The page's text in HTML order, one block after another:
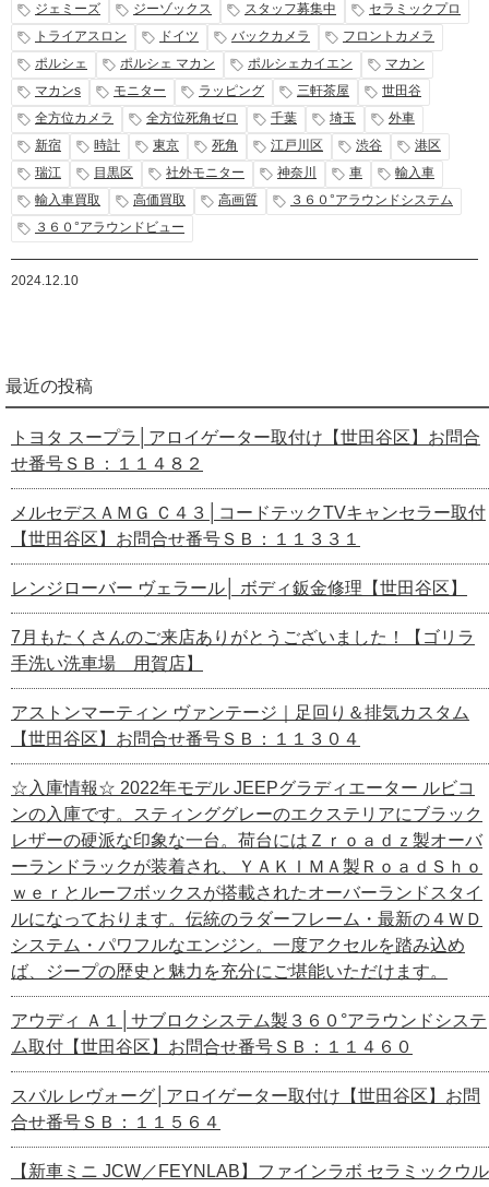
ジェミーズ
ジーゾックス スタッフ募集中
セラミックプロ
トライアスロン
ドイツ バックカメラ
フロントカメラ
ポルシェ
ポルシェ マカン ポルシェカイエン
マカン
マカンs
モニター ラッピング 三軒茶屋
世田谷
全方位カメラ
全方位死角ゼロ 千葉 埼玉
外車
新宿
時計 東京 死角 江戸川区 渋谷
港区
瑞江
目黒区 社外モニター 神奈川 車
輸入車
輸入車買取
高価買取 高画質
３６０°アラウンドシステム
３６０°アラウンドビュー
2024.12.10
最近の投稿
トヨタ スープラ│アロイゲーター取付け【世田谷区】お問合
せ番号ＳＢ：１１４８２
メルセデスＡＭＧ Ｃ４３│コードテックTVキャンセラー取付
【世田谷区】お問合せ番号ＳＢ：１１３３１
レンジローバー ヴェラール│ ボディ鈑金修理【世田谷区】
7月もたくさんのご来店ありがとうございました！【ゴリラ
手洗い洗車場 用賀店】
アストンマーティン ヴァンテージ｜足回り＆排気カスタム
【世田谷区】お問合せ番号ＳＢ：１１３０４
☆入庫情報☆ 2022年モデル JEEPグラディエーター ルビコ
ンの入庫です。スティンググレーのエクステリアにブラック
レザーの硬派な印象な一台。荷台にはＺｒｏａｄｚ製オーバ
ーランドラックが装着され、ＹＡＫＩＭＡ製ＲｏａｄＳｈｏ
ｗｅｒとルーフボックスが搭載されたオーバーランドスタイ
ルになっております。伝統のラダーフレーム・最新の４ＷＤ
システム・パワフルなエンジン。一度アクセルを踏み込め
ば、ジープの歴史と魅力を充分にご堪能いただけます。
アウディ Ａ１│サブロクシステム製３６０°アラウンドシステ
ム取付【世田谷区】お問合せ番号ＳＢ：１１４６０
スバル レヴォーグ│アロイゲーター取付け【世田谷区】お問
合せ番号ＳＢ：１１５６４
【新車ミニ JCW／FEYNLAB】ファインラボ セラミックウル